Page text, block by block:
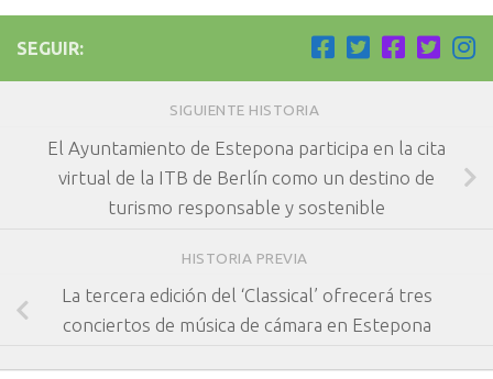
SEGUIR:
SIGUIENTE HISTORIA
El Ayuntamiento de Estepona participa en la cita
virtual de la ITB de Berlín como un destino de
turismo responsable y sostenible
HISTORIA PREVIA
La tercera edición del ‘Classical’ ofrecerá tres
conciertos de música de cámara en Estepona